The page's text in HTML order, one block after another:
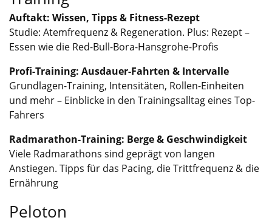
Auftakt: Wissen, Tipps & Fitness-Rezept
Studie: Atemfrequenz & Regeneration. Plus: Rezept –
Essen wie die Red-Bull-Bora-Hansgrohe-Profis
Profi-Training: Ausdauer-Fahrten & Intervalle
Grundlagen-Training, Intensitäten, Rollen-Einheiten
und mehr – Einblicke in den Trainingsalltag eines Top-
Fahrers
Radmarathon-Training: Berge & Geschwindigkeit
Viele Radmarathons sind geprägt von langen
Anstiegen. Tipps für das Pacing, die Trittfrequenz & die
Ernährung
Peloton